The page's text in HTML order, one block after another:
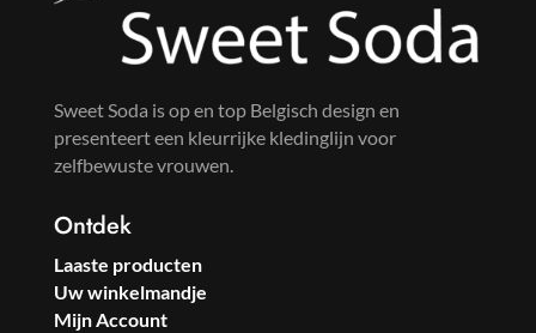
Sweet Soda is op en top Belgisch design en
presenteert een kleurrijke kledinglijn voor
zelfbewuste vrouwen.
Ontdek
Laaste producten
Uw winkelmandje
Mijn Account